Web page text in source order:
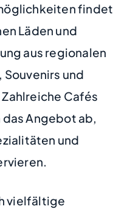
findet
Läden und
aus regionalen
und
Cafés
das Angebot ab,
und
vielfältige